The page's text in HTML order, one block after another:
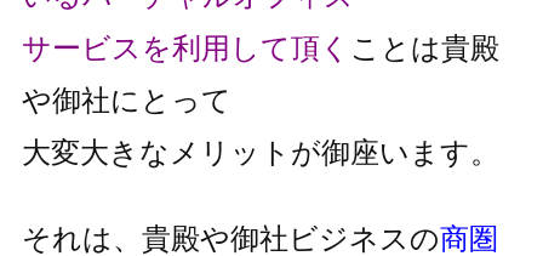
サービスを利用して頂く ことは貴殿
や御社にとって
大変大きなメリットが御座います。
それは、貴殿や御社ビジネスの商圏